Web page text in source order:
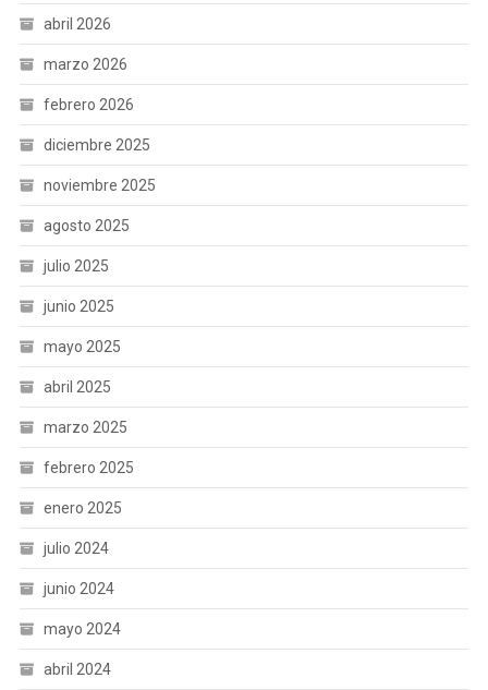
abril 2026
marzo 2026
febrero 2026
diciembre 2025
noviembre 2025
agosto 2025
julio 2025
junio 2025
mayo 2025
abril 2025
marzo 2025
febrero 2025
enero 2025
julio 2024
junio 2024
mayo 2024
abril 2024